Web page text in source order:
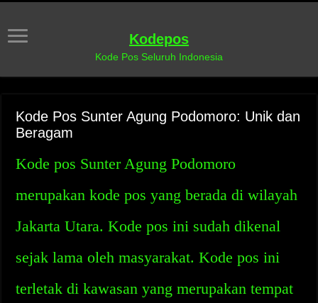
Kodepos
Kode Pos Seluruh Indonesia
Kode Pos Sunter Agung Podomoro: Unik dan
Beragam
Kode pos Sunter Agung Podomoro
merupakan kode pos yang berada di wilayah
Jakarta Utara. Kode pos ini sudah dikenal
sejak lama oleh masyarakat. Kode pos ini
terletak di kawasan yang merupakan tempat